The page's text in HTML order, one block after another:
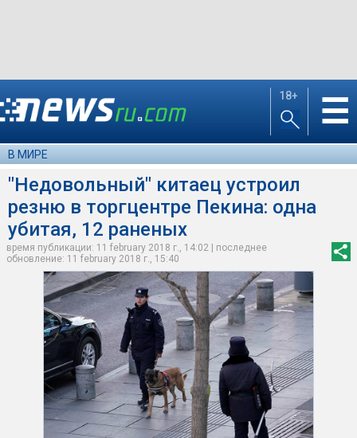
18+ ☰
В МИРЕ
"Недовольный" китаец устроил
резню в торгцентре Пекина: одна
убитая, 12 раненых
время публикации: 11 february 2018 г., 14:02 | последнее
обновление: 11 february 2018 г., 15:40